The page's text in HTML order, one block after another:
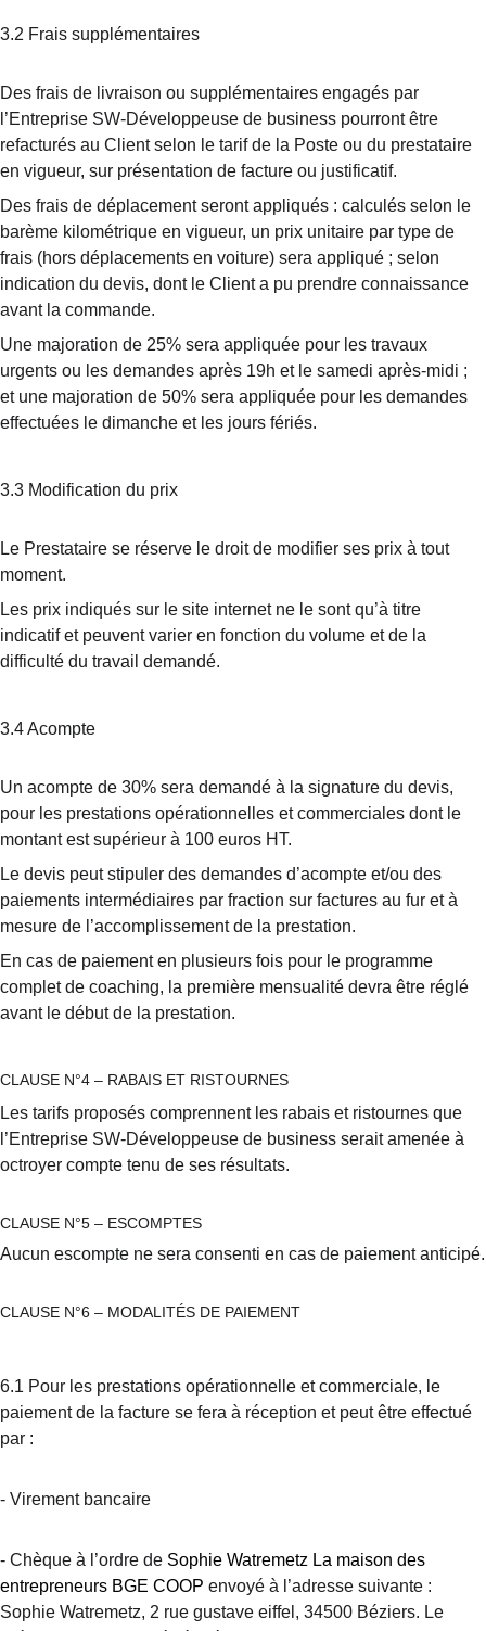
3.2 Frais supplémentaires
Des frais de livraison ou supplémentaires engagés par
l’Entreprise SW-Développeuse de business pourront être
refacturés au Client selon le tarif de la Poste ou du prestataire
en vigueur, sur présentation de facture ou justificatif.
Des frais de déplacement seront appliqués : calculés selon le
barème kilométrique en vigueur, un prix unitaire par type de
frais (hors déplacements en voiture) sera appliqué ; selon
indication du devis, dont le Client a pu prendre connaissance
avant la commande.
Une majoration de 25% sera appliquée pour les travaux
urgents ou les demandes après 19h et le samedi après-midi ;
et une majoration de 50% sera appliquée pour les demandes
effectuées le dimanche et les jours fériés.
3.3 Modification du prix
Le Prestataire se réserve le droit de modifier ses prix à tout
moment.
Les prix indiqués sur le site internet ne le sont qu’à titre
indicatif et peuvent varier en fonction du volume et de la
difficulté du travail demandé.
3.4 Acompte
Un acompte de 30% sera demandé à la signature du devis,
pour les prestations opérationnelles et commerciales dont le
montant est supérieur à 100 euros HT.
Le devis peut stipuler des demandes d’acompte et/ou des
paiements intermédiaires par fraction sur factures au fur et à
mesure de l’accomplissement de la prestation.
En cas de paiement en plusieurs fois pour le programme
complet de coaching, la première mensualité devra être réglé
avant le début de la prestation.
CLAUSE N°4 – RABAIS ET RISTOURNES
Les tarifs proposés comprennent les rabais et ristournes que
l’Entreprise SW-Développeuse de business serait amenée à
octroyer compte tenu de ses résultats.
CLAUSE N°5 – ESCOMPTES
Aucun escompte ne sera consenti en cas de paiement anticipé.
CLAUSE N°6 – MODALITÉS DE PAIEMENT
6.1 Pour les prestations opérationnelle et commerciale, le
paiement de la facture se fera à réception et peut être effectué
par :
- Virement bancaire
- Chèque à l’ordre de Sophie Watremetz La maison des
entrepreneurs BGE COOP envoyé à l’adresse suivante :
Sophie Watremetz, 2 rue gustave eiffel, 34500 Béziers. Le